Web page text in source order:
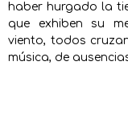
haber hurgado la
que exhiben su
viento, todos
música, de